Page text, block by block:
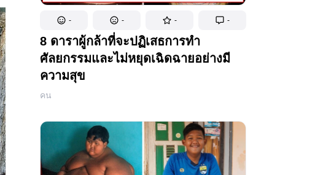
- - - -
8 ดาราผู้กล้าที่จะปฏิเสธการทำ
ศัลยกรรมและไม่หยุดเฉิดฉายอย่างมี
ความสุข
คน